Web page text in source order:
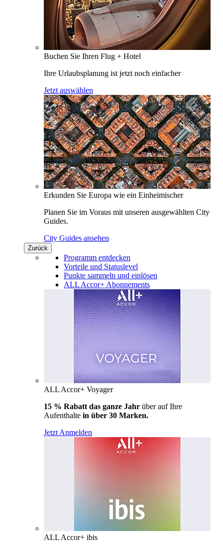
Buchen Sie Ihren Flug + Hotel
Ihre Urlaubsplanung ist jetzt noch einfacher
Jetzt auswählen
Erkunden Sie Europa wie ein Einheimischer
Planen Sie im Voraus mit unseren ausgewählten City
Guides.
City Guides ansehen
Zurück
Programm entdecken
Vorteile und Statuslevel
Punkte sammeln und einlösen
ALL Accor+ Abonnements
ALL Accor+ Voyager
15 % Rabatt das ganze Jahr über auf Ihre
Aufenthalte in über 30 Marken.
Jetzt Anmelden
ALL Accor+ ibis